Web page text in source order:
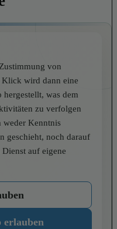
von
Klick wird dann eine
hergestellt, was dem
zu verfolgen
Kenntnis
geschieht, noch darauf
auf eigene
erlauben